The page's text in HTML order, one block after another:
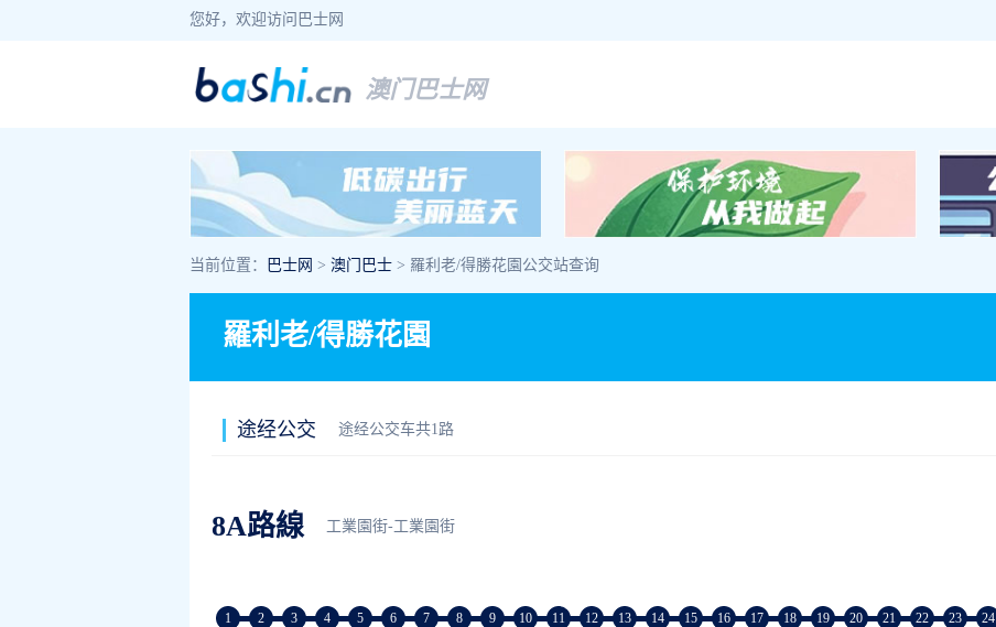
您好，欢迎访问巴士网
澳门巴士网
当前位置： 巴士网 > 澳门巴士 > 羅利老/得勝花園公交站查询
羅利老/得勝花園
途经公交 途经公交车共1路
8A路線 工業園街-工業園街
1 2 3 4 5 6 7 8 9 10 11 12 13 14 15 16 17 18 19 20 21 22 23 24